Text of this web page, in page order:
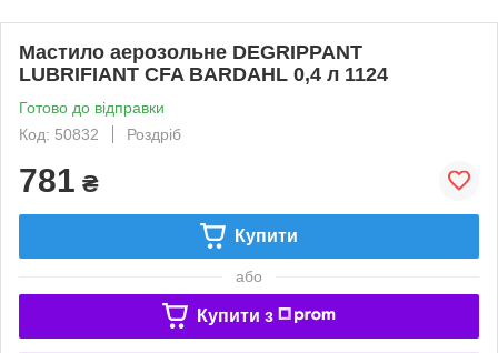
Мастило аерозольне DEGRIPPANT
LUBRIFIANT CFA BARDAHL 0,4 л 1124
Готово до відправки
Код: 50832
Роздріб
781 ₴
Купити
або
Купити з